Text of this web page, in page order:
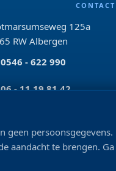
CONTACT
125a
RW Albergen
0546 - 622 990
06 - 11 19 81 42
VOLG
geen
aandacht te brengen.